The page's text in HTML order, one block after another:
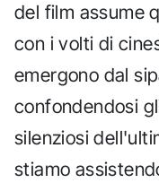
del film assume
con i volti di
emergono dal
confondendosi
silenziosi
stiamo